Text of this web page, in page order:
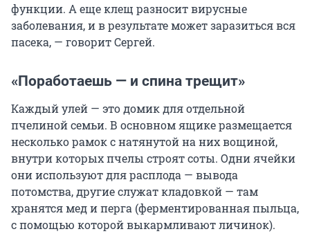
функции. А еще клещ разносит вирусные
заболевания, и в результате может заразиться вся
пасека, — говорит Сергей.
«Поработаешь — и спина трещит»
Каждый улей — это домик для отдельной
пчелиной семьи. В основном ящике размещается
несколько рамок с натянутой на них вощиной,
внутри которых пчелы строят соты. Одни ячейки
они используют для расплода — вывода
потомства, другие служат кладовкой — там
хранятся мед и перга (ферментированная пыльца,
с помощью которой выкармливают личинок).